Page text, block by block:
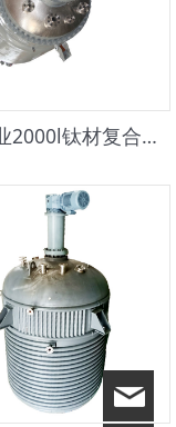
化工行业2000l钛材复合板高压釜